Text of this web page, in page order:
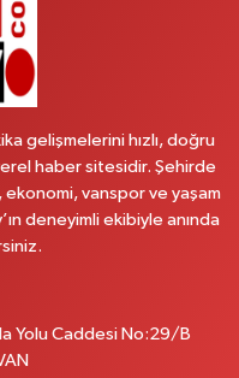
Van
Van
G Edremit Van
gelişmelerini hızlı, doğru
haber sitesidir. Şehirde
ekonomi, vanspor ve yaşam
deneyimli ekibiyle anında
Yolu Caddesi No:29/B